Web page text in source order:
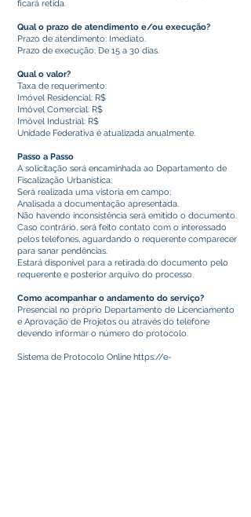
ficará retida.
Qual o prazo de atendimento e/ou execução?
Prazo de atendimento: Imediato.
Prazo de execução: De 15 a 30 dias.
Qual o valor?
Taxa de requerimento:
Imóvel Residencial: R$
Imóvel Comercial: R$
Imóvel Industrial: R$
Unidade Federativa é atualizada anualmente.
Passo a Passo
A solicitação será encaminhada ao Departamento de
Fiscalização Urbanística;
Será realizada uma vistoria em campo;
Analisada a documentação apresentada.
Não havendo inconsistência será emitido o documento.
Caso contrário, será feito contato com o interessado
pelos telefones, aguardando o requerente comparecer
para sanar pendências.
Estará disponível para a retirada do documento pelo
requerente e posterior arquivo do processo.
Como acompanhar o andamento do serviço?
Presencial no próprio Departamento de Licenciamento
e Aprovação de Projetos ou através do telefone
devendo informar o número do protocolo.
Sistema de Protocolo Online https://e-